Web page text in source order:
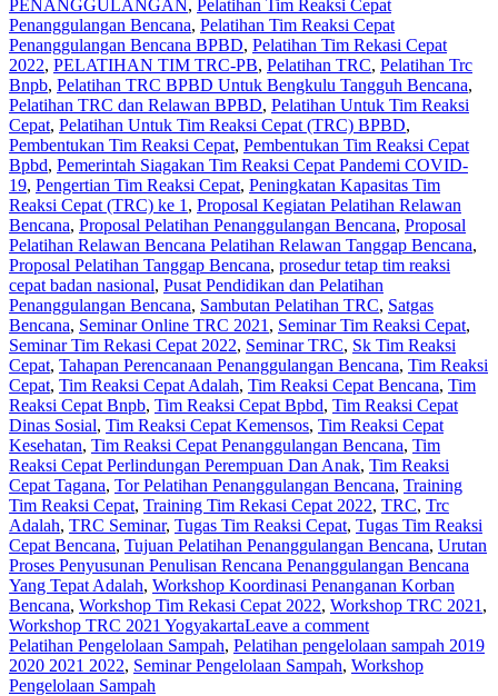
PENANGGULANGAN, Pelatihan Tim Reaksi Cepat
Penanggulangan Bencana, Pelatihan Tim Reaksi Cepat
Penanggulangan Bencana BPBD, Pelatihan Tim Rekasi Cepat
2022, PELATIHAN TIM TRC-PB, Pelatihan TRC, Pelatihan Trc
Bnpb, Pelatihan TRC BPBD Untuk Bengkulu Tangguh Bencana,
Pelatihan TRC dan Relawan BPBD, Pelatihan Untuk Tim Reaksi
Cepat, Pelatihan Untuk Tim Reaksi Cepat (TRC) BPBD,
Pembentukan Tim Reaksi Cepat, Pembentukan Tim Reaksi Cepat
Bpbd, Pemerintah Siagakan Tim Reaksi Cepat Pandemi COVID-
19, Pengertian Tim Reaksi Cepat, Peningkatan Kapasitas Tim
Reaksi Cepat (TRC) ke 1 , Proposal Kegiatan Pelatihan Relawan
Bencana, Proposal Pelatihan Penanggulangan Bencana, Proposal
Pelatihan Relawan Bencana Pelatihan Relawan Tanggap Bencana,
Proposal Pelatihan Tanggap Bencana, prosedur tetap tim reaksi
cepat badan nasional, Pusat Pendidikan dan Pelatihan
Penanggulangan Bencana, Sambutan Pelatihan TRC, Satgas
Bencana, Seminar Online TRC 2021 , Seminar Tim Reaksi Cepat,
Seminar Tim Rekasi Cepat 2022, Seminar TRC, Sk Tim Reaksi
Cepat, Tahapan Perencanaan Penanggulangan Bencana, Tim Reaksi
Cepat, Tim Reaksi Cepat Adalah, Tim Reaksi Cepat Bencana, Tim
Reaksi Cepat Bnpb, Tim Reaksi Cepat Bpbd, Tim Reaksi Cepat
Dinas Sosial, Tim Reaksi Cepat Kemensos, Tim Reaksi Cepat
Kesehatan, Tim Reaksi Cepat Penanggulangan Bencana, Tim
Reaksi Cepat Perlindungan Perempuan Dan Anak, Tim Reaksi
Cepat Tagana, Tor Pelatihan Penanggulangan Bencana, Training
Tim Reaksi Cepat, Training Tim Rekasi Cepat 2022, TRC, Trc
Adalah, TRC Seminar, Tugas Tim Reaksi Cepat, Tugas Tim Reaksi
Cepat Bencana, Tujuan Pelatihan Penanggulangan Bencana, Urutan
Proses Penyusunan Penulisan Rencana Penanggulangan Bencana
Yang Tepat Adalah, Workshop Koordinasi Penanganan Korban
Bencana, Workshop Tim Rekasi Cepat 2022, Workshop TRC 2021 ,
Workshop TRC 2021 YogyakartaLeave a comment
Pelatihan Pengelolaan Sampah, Pelatihan pengelolaan sampah 2019
2020 2021 2022, Seminar Pengelolaan Sampah, Workshop
Pengelolaan Sampah